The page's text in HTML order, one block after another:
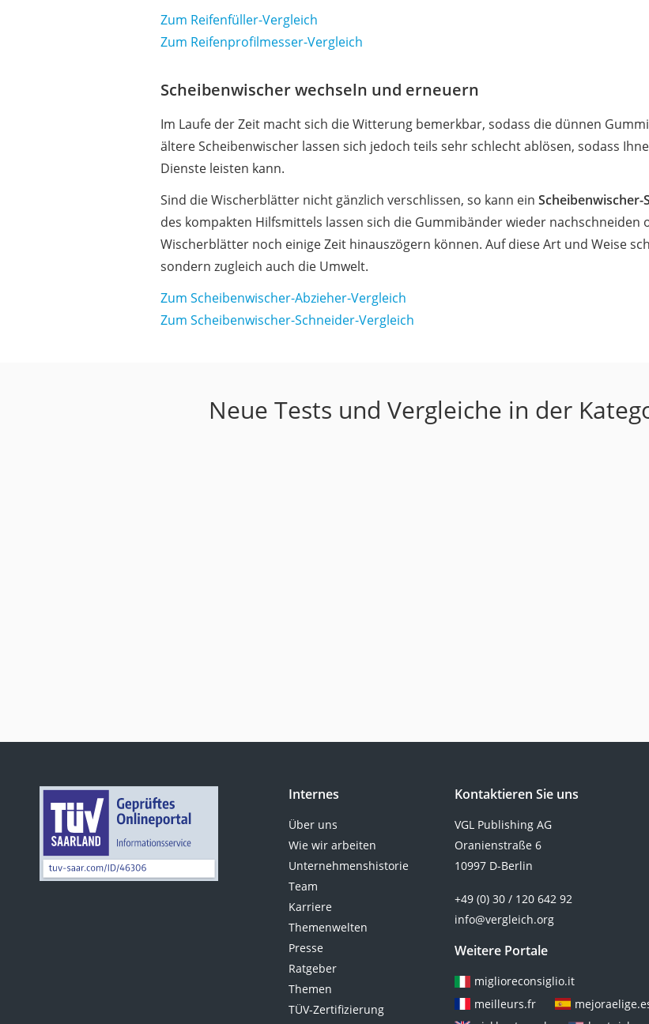
Zum Reifenfüller-Vergleich
Zum Reifenprofilmesser-Vergleich
Scheibenwischer wechseln und erneuern
Im Laufe der Zeit macht sich die Witterung bemerkbar, sodass die dünnen
ältere Scheibenwischer lassen sich jedoch teils sehr schlecht ablösen, sodass
Dienste leisten kann.
Sind die Wischerblätter nicht gänzlich verschlissen, so kann einScheibenwischer-
des kompakten Hilfsmittels lassen sich die Gummibänder wieder nachschneiden
Wischerblätter noch einige Zeit hinauszögern können. Auf diese Art und Weise
sondern zugleich auch die Umwelt.
Zum Scheibenwischer-Abzieher-Vergleich
Zum Scheibenwischer-Schneider-Vergleich
Neue Tests und Vergleiche in der
Internes
Über uns
Wie wir arbeiten
Unternehmenshistorie
Team
Karriere
Themenwelten
Presse
Ratgeber
Themen
TÜV-Zertifizierung
Kontaktieren Sie uns
VGL Publishing AG
Oranienstraße 6
10997 D-Berlin
+49 (0) 30 / 120 642 92
info@vergleich.org
Weitere Portale
miglioreconsiglio.it
meilleurs.fr